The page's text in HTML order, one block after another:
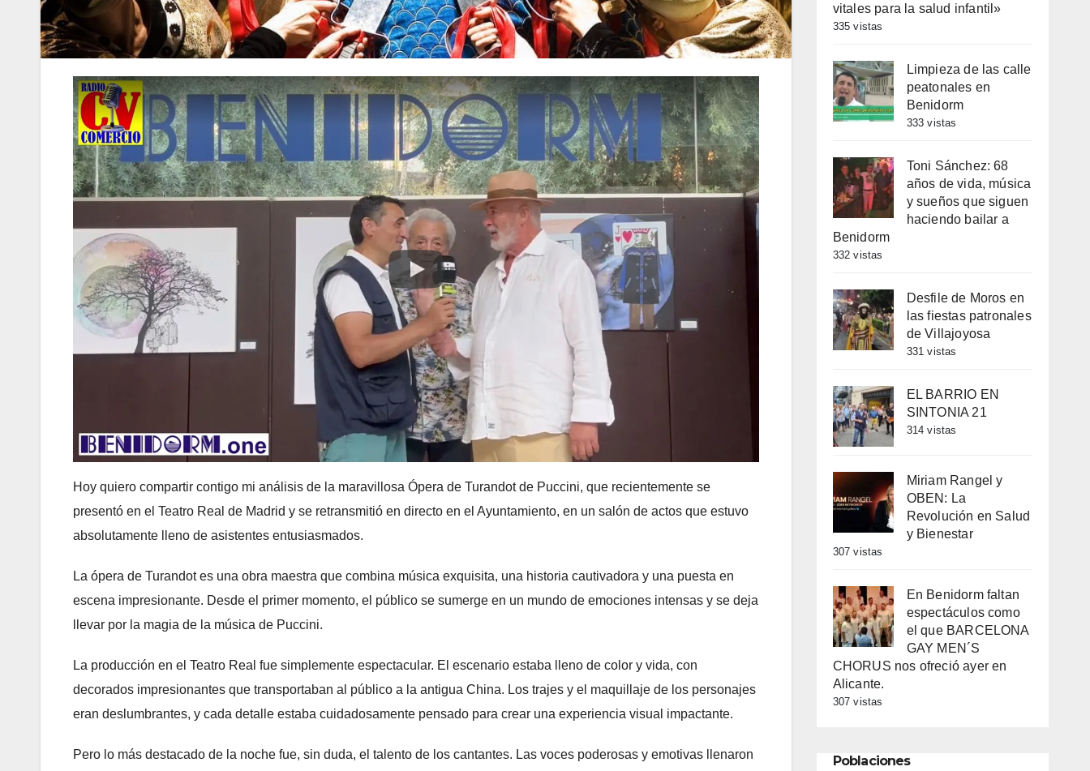
Hoy quiero compartir contigo mi análisis de la maravillosa Ópera de Turandot de Puccini, que recientemente se
presentó en el Teatro Real de Madrid y se retransmitió en directo en el Ayuntamiento, en un salón de actos que estuvo
absolutamente lleno de asistentes entusiasmados.
La ópera de Turandot es una obra maestra que combina música exquisita, una historia cautivadora y una puesta en
escena impresionante. Desde el primer momento, el público se sumerge en un mundo de emociones intensas y se deja
llevar por la magia de la música de Puccini.
La producción en el Teatro Real fue simplemente espectacular. El escenario estaba lleno de color y vida, con
decorados impresionantes que transportaban al público a la antigua China. Los trajes y el maquillaje de los personajes
eran deslumbrantes, y cada detalle estaba cuidadosamente pensado para crear una experiencia visual impactante.
Pero lo más destacado de la noche fue, sin duda, el talento de los cantantes. Las voces poderosas y emotivas llenaron
vitales para la salud infantil»
335 vistas
Limpieza de las calle
peatonales en
Benidorm
333 vistas
Toni Sánchez: 68
años de vida, música
y sueños que siguen
haciendo bailar a
Benidorm
332 vistas
Desfile de Moros en
las fiestas patronales
de Villajoyosa
331 vistas
EL BARRIO EN
SINTONIA 21
314 vistas
Miriam Rangel y
OBEN: La
Revolución en Salud
y Bienestar
307 vistas
En Benidorm faltan
espectáculos como
el que BARCELONA
GAY MEN´S
CHORUS nos ofreció ayer en
Alicante.
307 vistas
Poblaciones